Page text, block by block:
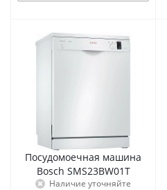
Посудомоечная машина
Bosch SMS23BW01T
Наличие уточняйте